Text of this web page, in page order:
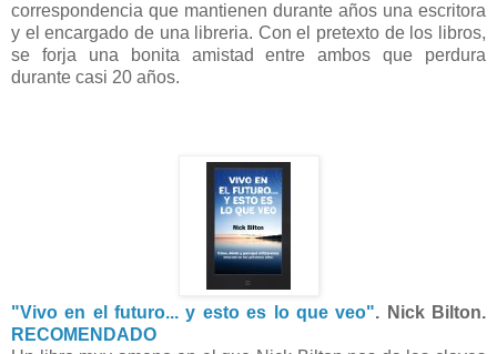
correspondencia que mantienen durante años una escritora
y el encargado de una libreria. Con el pretexto de los libros,
se forja una bonita amistad entre ambos que perdura
durante casi 20 años.
"Vivo en el futuro... y esto es lo que veo". Nick Bilton.
RECOMENDADO